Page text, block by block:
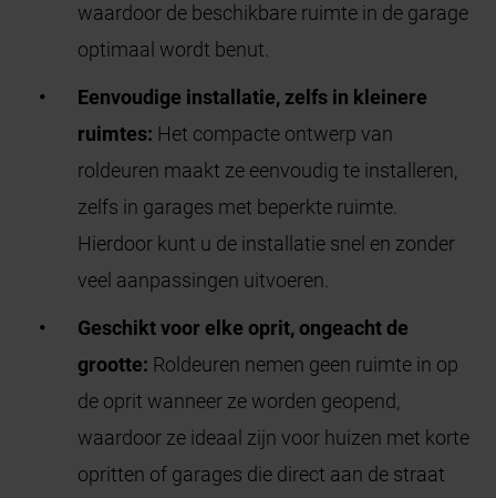
waardoor de beschikbare ruimte in de garage
optimaal wordt benut.
Eenvoudige installatie, zelfs in kleinere
ruimtes: Het compacte ontwerp van
roldeuren maakt ze eenvoudig te installeren,
zelfs in garages met beperkte ruimte.
Hierdoor kunt u de installatie snel en zonder
veel aanpassingen uitvoeren.
Geschikt voor elke oprit, ongeacht de
grootte: Roldeuren nemen geen ruimte in op
de oprit wanneer ze worden geopend,
waardoor ze ideaal zijn voor huizen met korte
opritten of garages die direct aan de straat